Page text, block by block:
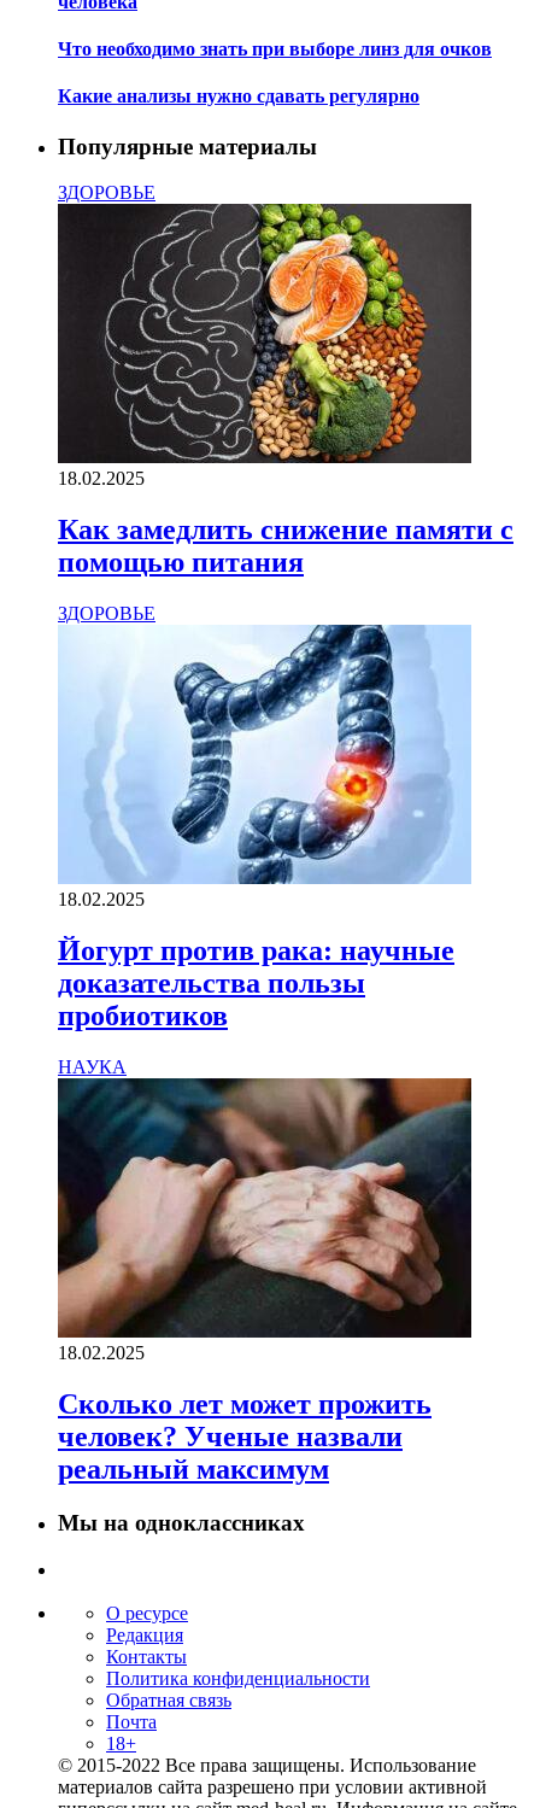
Что необходимо знать при выборе линз для очков
Какие анализы нужно сдавать регулярно
Популярные материалы
ЗДОРОВЬЕ
18.02.2025
Как замедлить снижение памяти с
помощью питания
ЗДОРОВЬЕ
18.02.2025
Йогурт против рака: научные
доказательства пользы
пробиотиков
НАУКА
18.02.2025
Сколько лет может прожить
человек? Ученые назвали
реальный максимум
Мы на одноклассниках
О ресурсе
Редакция
Контакты
Политика конфиденциальности
Обратная связь
Почта
18+
© 2015-2022 Все права защищены. Использование
материалов сайта разрешено при условии активной